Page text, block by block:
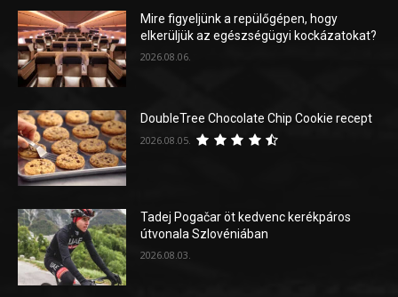
Mire figyeljünk a repülőgépen, hogy
elkerüljük az egészségügyi kockázatokat?
2026.08.06.
DoubleTree Chocolate Chip Cookie recept
2026.08.05.
Tadej Pogačar öt kedvenc kerékpáros
útvonala Szlovéniában
2026.08.03.